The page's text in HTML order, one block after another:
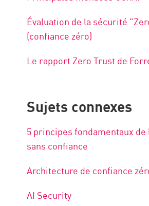
Évaluation de la sécurité
(confiance zéro)
Le rapport Zero Trust de
Sujets connexes
5 principes fondamentaux
sans confiance
Architecture de confiance
AI Security